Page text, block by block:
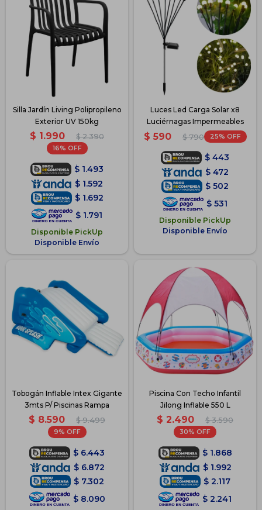
Silla Jardín Living Polipropileno
Exterior UV 150kg
$ 1.990 $ 2.390
16
$ 1.493
$ 1.592
$ 1.692
$ 1.791
Disponible PickUp
Disponible Envío
Luces Led Carga Solar x8
Luciérnagas Impermeables
$ 590 $ 790 25
$ 443
$ 472
$ 502
$ 531
Disponible PickUp
Disponible Envío
Tobogán Inflable Intex Gigante
3mts P/ Piscinas Rampa
$ 8.590 $ 9.499
9
$ 6.443
$ 6.872
$ 7.302
$ 8.090
Piscina Con Techo Infantil
Jilong Inflable 550 L
$ 2.490 $ 3.590
30
$ 1.868
$ 1.992
$ 2.117
$ 2.241